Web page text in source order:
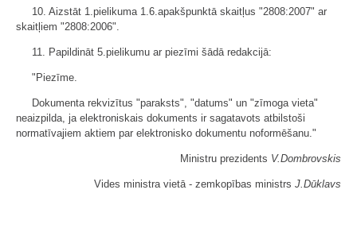
10. Aizstāt 1.pielikuma 1.6.apakšpunktā skaitļus "2808:2007" ar
skaitļiem "2808:2006".
11. Papildināt 5.pielikumu ar piezīmi šādā redakcijā:
"Piezīme.
Dokumenta rekvizītus "paraksts", "datums" un "zīmoga vieta"
neaizpilda, ja elektroniskais dokuments ir sagatavots atbilstoši
normatīvajiem aktiem par elektronisko dokumentu noformēšanu."
Ministru prezidents V.Dombrovskis
Vides ministra vietā - zemkopības ministrs J.Dūklavs